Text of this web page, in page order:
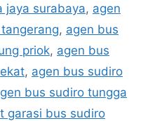
jaya surabaya, agen
, agen bus
priok, agen bus
, agen bus sudiro
bus sudiro tungga
garasi bus sudiro